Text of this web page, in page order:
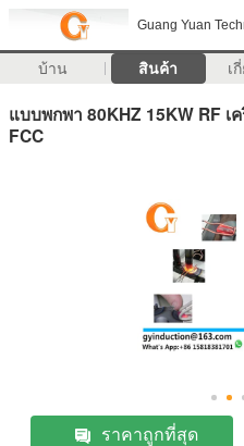
Guang Yuan
บ้าน สินค้า เ
แบบพกพา 80KHZ 15KW RF เ
FCC
ราคาถูกที่สุด